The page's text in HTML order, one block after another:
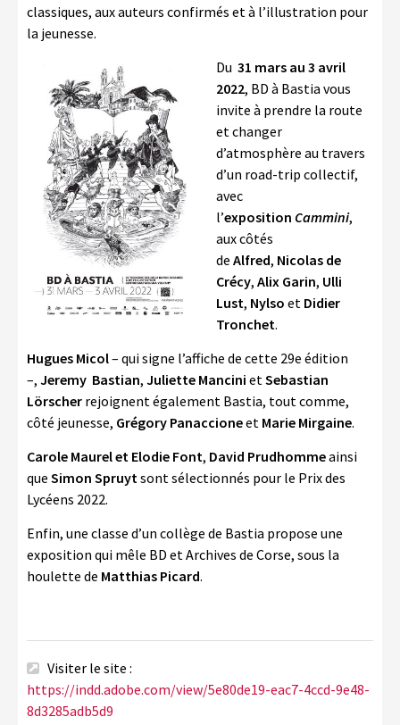
classiques, aux auteurs confirmés et à l’illustration pour
la jeunesse.
Du 31 mars au 3 avril
2022, BD à Bastia vous
invite à prendre la route
et changer
d’atmosphère au travers
d’un road-trip collectif,
avec
l’exposition Cammini,
aux côtés
de Alfred, Nicolas de
Crécy, Alix Garin, Ulli
Lust, Nylso et Didier
Tronchet.
Hugues Micol– qui signe l’affiche de cette 29e édition
–, Jeremy Bastian, Juliette Mancini et Sebastian
Lörscher rejoignent également Bastia, tout comme,
côté jeunesse, Grégory Panaccioneet Marie Mirgaine.
Carole Maurel et Elodie Font, David Prudhommeainsi
que Simon Spruyt sont sélectionnés pour le Prix des
Lycéens 2022.
Enfin, une classe d’un collège de Bastia propose une
exposition qui mêle BD et Archives de Corse, sous la
houlette de Matthias Picard.
Visiter le site :
https://indd.adobe.com/view/5e80de19-eac7-4ccd-9e48-
8d3285adb5d9